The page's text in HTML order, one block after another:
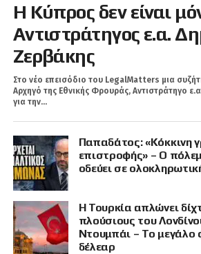
Η Κύπρος δεν είναι
Αντιστράτηγος ε.α.
Ζερβάκης
Στο νέο επεισόδιο του LegalMatters μια
Αρχηγό της Εθνικής Φρουράς, Αντιστράτηγο
για την...
Παπαδάτος: «Κόκκινη
επιστροφής» – Ο
οδεύει σε
Η Τουρκία απλώνει
πλούσιους του
Ντουμπάι – Το μεγάλο
δέλεαρ